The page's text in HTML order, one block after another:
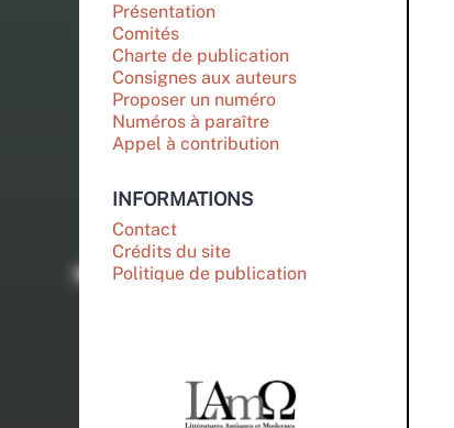
Présentation
Comités
Charte de publication
Consignes aux auteurs
Proposer un numéro
Numéros à paraître
Appel à contribution
INFORMATIONS
Contact
Crédits du site
Politique de publication